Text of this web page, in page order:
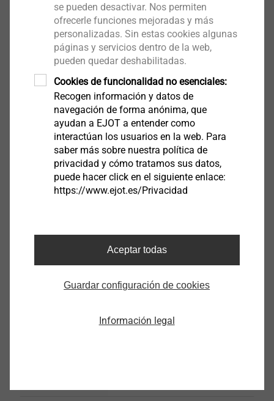
Conector de perfiles PV
Ver producto
Ver producto
ejotherm®NK U
se pueden desactivar. Nos permiten
ofrecerle funciones mejoradas y más
personalizadas. Sin estas cookies algunas
páginas y servicios dentro de la web,
pueden quedar deshabilitadas.
Cookies de funcionalidad no esenciales:
Recogen información y datos de
navegación de forma anónima, que
ayudan a EJOT a entender como
interactúan los usuarios en la web. Para
saber más sobre nuestra política de
privacidad y cómo tratamos sus datos,
puede hacer click en el siguiente enlace:
https://www.ejot.es/Privacidad
Aceptar todas
Guardar configuración de cookies
Información legal